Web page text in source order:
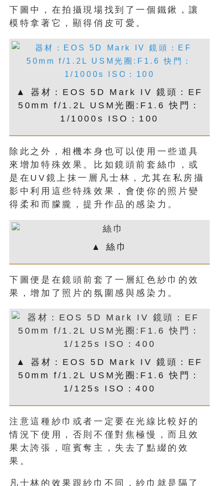
下圖中，在拍攝現場找到了一個鐵鍬，讓
模特拿著它，顯得俏皮可愛。
▲ 器材：EOS 5D Mark IV 鏡頭：EF
50mm f/1.2L USM光圈:F1.6 快門：
1/1000s ISO：100
除此之外，相機本身也可以使用一些道具
來增加特殊效果。比如鏡頭前套絲巾，或
是在UV鏡上抹一層凡士林，尤其在私房攝
影中利用這些特殊效果，會使你的照片變
得柔和而朦朧，提升作品的感染力。
▲ 絲巾
下圖便是在鏡頭前套了一層紅色紗巾的效
果，增加了照片的氛圍感與感染力。
▲ 器材：EOS 5D Mark IV 鏡頭：EF
50mm f/1.2L USM光圈:F1.6 快門：
1/125s ISO：400
注意這種紗巾或者一定要在光線比較好的
情況下使用，否則不僅對焦極慢，而且效
果太誇張，喧賓奪主，失去了點綴的效
果。
凡士林的效果跟紗巾不同，紗巾就是隔了